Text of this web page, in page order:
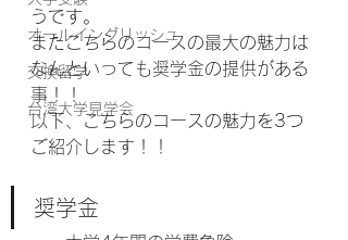
オールイングリッシュ
交換留学
台湾大学見学会
うです。
またこちらのコースの最大の魅力は
なんといっても奨学金の提供がある
事！！
以下、こちらのコースの魅力を3つ
ご紹介します！！
奨学金